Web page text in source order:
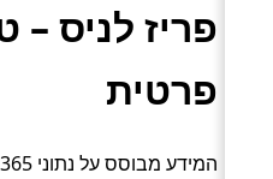
פריז לניס
פרטית